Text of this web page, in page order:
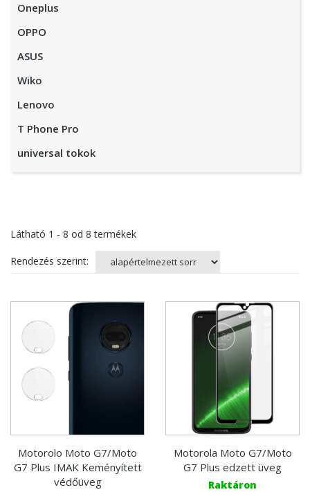
Oneplus
OPPO
ASUS
Wiko
Lenovo
T Phone Pro
universal tokok
Látható 1 - 8 od 8 termékek
Rendezés szerint:
Motorolo Moto G7/Moto
G7 Plus IMAK Keményített
védőüveg
Motorola Moto G7/Moto
G7 Plus edzett üveg
Raktáron